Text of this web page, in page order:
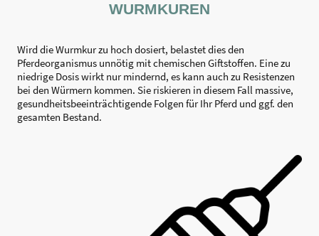
WURMKUREN
Wird die Wurmkur zu hoch dosiert, belastet dies den
Pferdeorganismus unnötig mit chemischen Giftstoffen. Eine zu
niedrige Dosis wirkt nur mindernd, es kann auch zu Resistenzen
bei den Würmern kommen. Sie riskieren in diesem Fall massive,
gesundheitsbeeinträchtigende Folgen für Ihr Pferd und ggf. den
gesamten Bestand.